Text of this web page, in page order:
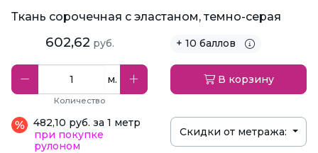
Ткань сорочечная с эластаном, темно-серая
602,62 руб. + 10 баллов
м.
Количество
В корзину
482,10 руб. за 1 метр
при покупке
рулоном
Скидки от метража: